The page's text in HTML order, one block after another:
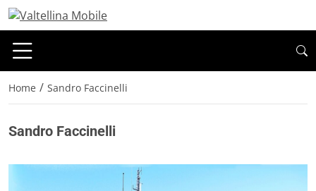
Home / Sandro Faccinelli
Sandro Faccinelli